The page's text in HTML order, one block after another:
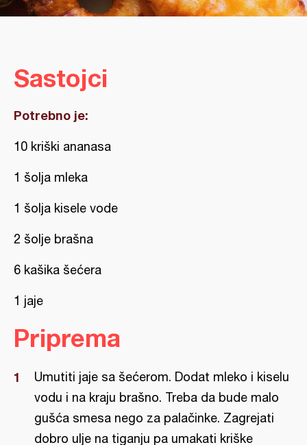
Sastojci
Potrebno je:
10 kriški ananasa
1 šolja mleka
1 šolja kisele vode
2 šolje brašna
6 kašika šećera
1 jaje
Priprema
Umutiti jaje sa šećerom. Dodat mleko i kiselu
vodu i na kraju brašno. Treba da bude malo
gušća smesa nego za palačinke. Zagrejati
dobro ulje na tiganju pa umakati kriške